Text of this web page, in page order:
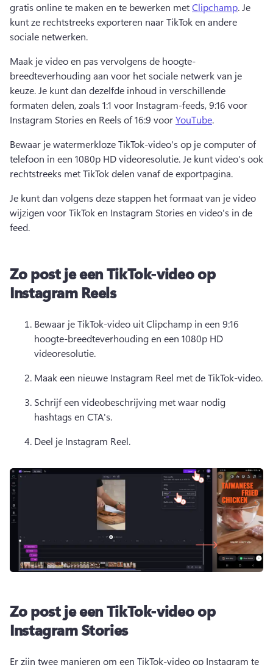
gratis online te maken en te bewerken met Clipchamp. Je
kunt ze rechtstreeks exporteren naar TikTok en andere
sociale netwerken.
Maak je video en pas vervolgens de hoogte-
breedteverhouding aan voor het sociale netwerk van je
keuze. Je kunt dan dezelfde inhoud in verschillende
formaten delen, zoals 1:1 voor Instagram-feeds, 9:16 voor
Instagram Stories en Reels of 16:9 voor YouTube.
Bewaar je watermerkloze TikTok-video's op je computer of
telefoon in een 1080p HD videoresolutie. Je kunt video's ook
rechtstreeks met TikTok delen vanaf de exportpagina.
Je kunt dan volgens deze stappen het formaat van je video
wijzigen voor TikTok en Instagram Stories en video's in de
feed.
Zo post je een TikTok-video op
Instagram Reels
Bewaar je TikTok-video uit Clipchamp in een 9:16
hoogte-breedteverhouding en een 1080p HD
videoresolutie.
Schrijf een videobeschrijving met waar nodig
hashtags en CTA's.
Deel je Instagram Reel.
Zo post je een TikTok-video op
Instagram Stories
Er zijn twee manieren om een TikTok-video op Instagram te